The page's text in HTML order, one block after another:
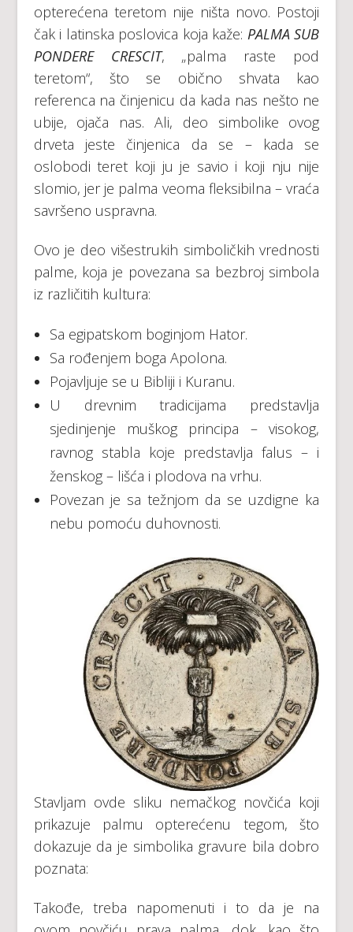
opterećena teretom nije ništa novo. Postoji
čak i latinska poslovica koja kaže: PALMA SUB
PONDERE CRESCIT, „palma raste pod
teretom“, što se obično shvata kao
referenca na činjenicu da kada nas nešto ne
ubije, ojača nas. Ali, deo simbolike ovog
drveta jeste činjenica da se – kada se
oslobodi teret koji ju je savio i koji nju nije
slomio, jer je palma veoma fleksibilna – vraća
savršeno uspravna.
Ovo je deo višestrukih simboličkih vrednosti
palme, koja je povezana sa bezbroj simbola
iz različitih kultura:
Sa egipatskom boginjom Hator.
Sa rođenjem boga Apolona.
Pojavljuje se u Bibliji i Kuranu.
U drevnim tradicijama predstavlja
sjedinjenje muškog principa – visokog,
ravnog stabla koje predstavlja falus – i
ženskog – lišća i plodova na vrhu.
Povezan je sa težnjom da se uzdigne ka
nebu pomoću duhovnosti.
Stavljam ovde sliku nemačkog novčića koji
prikazuje palmu opterećenu tegom, što
dokazuje da je simbolika gravure bila dobro
poznata:
Takođe, treba napomenuti i to da je na